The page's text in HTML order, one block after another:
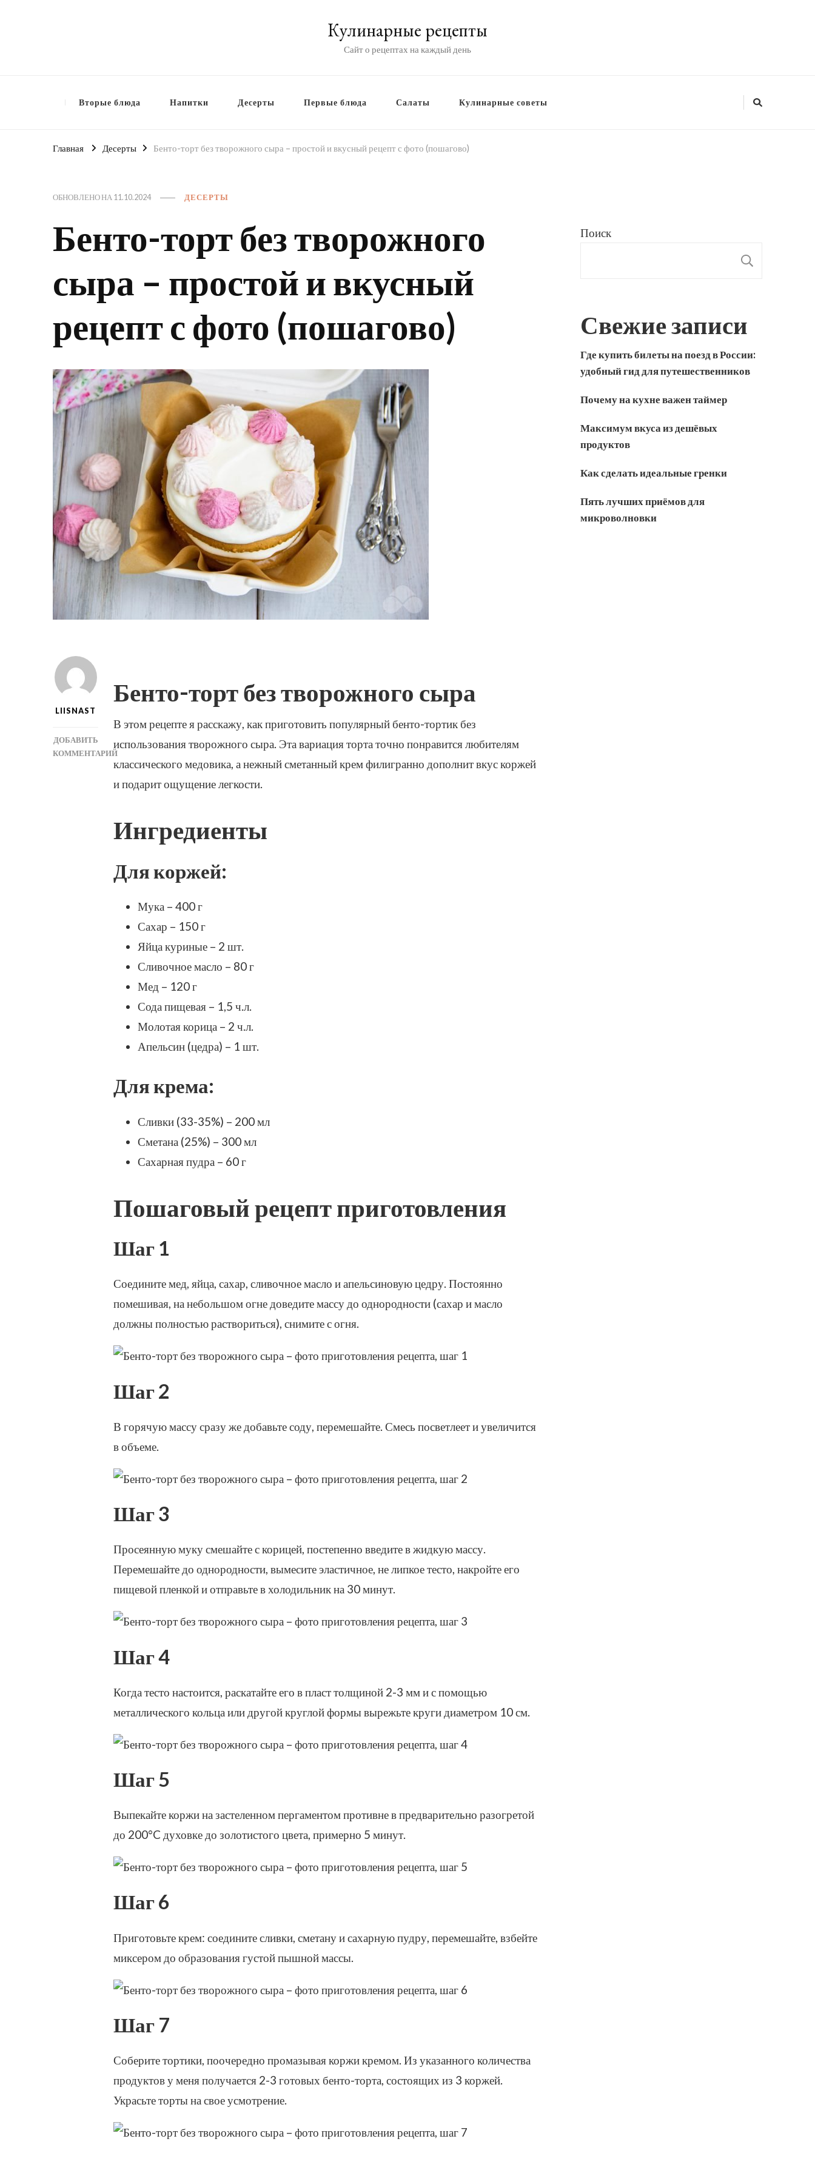
Кулинарные рецепты
Сайт о рецептах на каждый день
Вторые блюда Напитки Десерты Первые блюда Салаты Кулинарные советы
Главная Десерты Бенто-торт без творожного сыра – простой и вкусный рецепт с фото (пошагово)
ОБНОВЛЕНО НА 11.10.2024 ДЕСЕРТЫ
Бенто-торт без творожного
сыра – простой и вкусный
рецепт с фото (пошагово)
LIISNAST
ДОБАВИТЬ
КОММЕНТАРИЙ
ТВОРОЖНОГО
Бенто-торт без творожного сыра
В этом рецепте я расскажу, как приготовить популярный бенто-тортик без
использования творожного сыра. Эта вариация торта точно понравится любителям
классического медовика, а нежный сметанный крем филигранно дополнит вкус коржей
и подарит ощущение легкости.
Ингредиенты
Для коржей:
Мука – 400 г
Сахар – 150 г
Яйца куриные – 2 шт.
Сливочное масло – 80 г
Мед – 120 г
Сода пищевая – 1,5 ч.л.
Молотая корица – 2 ч.л.
Апельсин (цедра) – 1 шт.
Для крема:
Сливки (33-35%) – 200 мл
Сметана (25%) – 300 мл
Сахарная пудра – 60 г
Пошаговый рецепт приготовления
Шаг 1
Соедините мед, яйца, сахар, сливочное масло и апельсиновую цедру. Постоянно
помешивая, на небольшом огне доведите массу до однородности (сахар и масло
должны полностью раствориться), снимите с огня.
Шаг 2
В горячую массу сразу же добавьте соду, перемешайте. Смесь посветлеет и увеличится
в объеме.
Шаг 3
Просеянную муку смешайте с корицей, постепенно введите в жидкую массу.
Перемешайте до однородности, вымесите эластичное, не липкое тесто, накройте его
пищевой пленкой и отправьте в холодильник на 30 минут.
Шаг 4
Когда тесто настоится, раскатайте его в пласт толщиной 2-3 мм и с помощью
металлического кольца или другой круглой формы вырежьте круги диаметром 10 см.
Шаг 5
Выпекайте коржи на застеленном пергаментом противне в предварительно разогретой
до 200°C духовке до золотистого цвета, примерно 5 минут.
Шаг 6
Приготовьте крем: соедините сливки, сметану и сахарную пудру, перемешайте, взбейте
миксером до образования густой пышной массы.
Шаг 7
Соберите тортики, поочередно промазывая коржи кремом. Из указанного количества
продуктов у меня получается 2-3 готовых бенто-торта, состоящих из 3 коржей.
Украсьте торты на свое усмотрение.
Поиск
Свежие записи
Где купить билеты на поезд в России:
удобный гид для путешественников
Почему на кухне важен таймер
Максимум вкуса из дешёвых
продуктов
Как сделать идеальные гренки
Пять лучших приёмов для
микроволновки